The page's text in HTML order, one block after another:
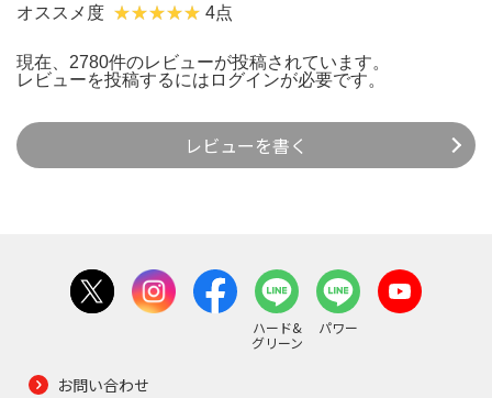
オススメ度 4点
現在、2780件のレビューが投稿されています。
レビューを投稿するには ログインが必要です。
レビューを書く
ハード&
グリーン
パワー
お問い合わせ